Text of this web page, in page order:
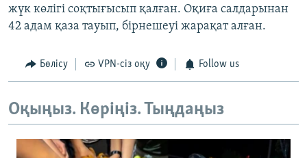
жүк көлігі соқтығысып қалған. Оқиға салдарынан
42 адам қаза тауып, бірнешеуі жарақат алған.
Бөлісу VPN-сіз оқу Follow us
Оқыңыз. Көріңіз. Тыңдаңыз